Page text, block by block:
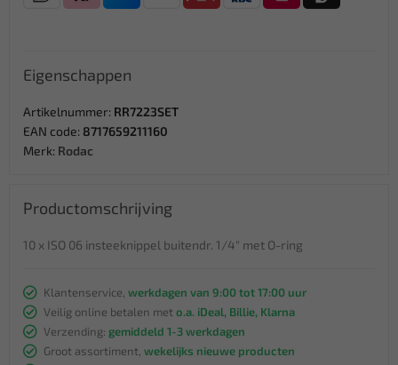
Eigenschappen
Artikelnummer: RR7223SET
EAN code: 8717659211160
Merk: Rodac
Productomschrijving
10 x ISO 06 insteeknippel buitendr. 1/4" met O-ring
Klantenservice, werkdagen van 9:00 tot 17:00 uur
Veilig online betalen met o.a. iDeal, Billie, Klarna
Verzending: gemiddeld 1-3 werkdagen
Groot assortiment, wekelijks nieuwe producten